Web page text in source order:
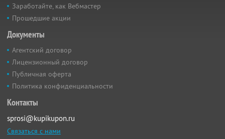
Заработайте, как Вебмастер
Прошедшие акции
Документы
Агентский договор
Лицензионный договор
Публичная оферта
Политика конфиденциальности
Контакты
sprosi@kupikupon.ru
Связаться с нами